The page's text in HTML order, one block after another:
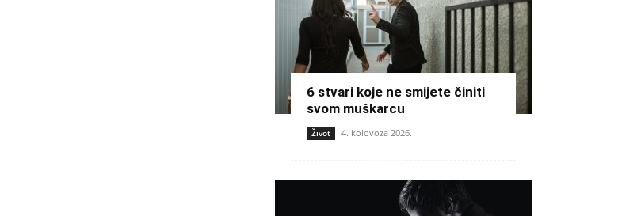
6 stvari koje ne smijete činiti
svom muškarcu
Život 4. kolovoza 2026.